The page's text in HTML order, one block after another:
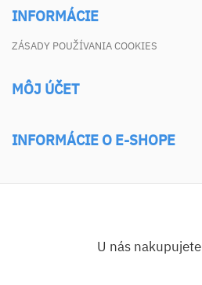
INFORMÁCIE
ZÁSADY POUŽÍVANIA COOKIES
MÔJ ÚČET
INFORMÁCIE O E-SHOPE
U nás nakupujete